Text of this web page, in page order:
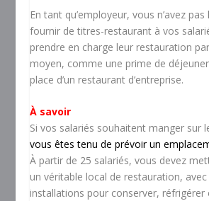
En tant qu’employeur, vous n’avez pas
fournir de titres-restaurant à vos
prendre en charge leur restauration
moyen, comme une prime de
place d’un restaurant d’entreprise.
À savoir
Si vos salariés souhaitent manger sur
vous êtes tenu de prévoir un
À partir de 25 salariés, vous devez
un véritable local de restauration,
installations pour conserver, réfrigérer